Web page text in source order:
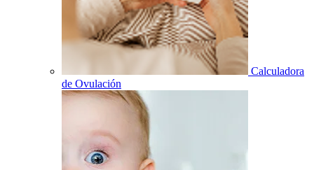
Calculadora
de Ovulación